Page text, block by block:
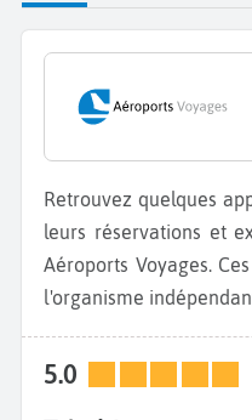
Retrouvez quelques appréciations de nos clients sur
leurs réservations et
Aéroports Voyages.
l'organisme
5.0